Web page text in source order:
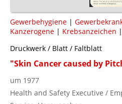
Gewerbehygiene |
Kanzerogene | Krebsanzeichen |
Druckwerk / Blatt / Faltblatt
"Skin Cancer caused by
um 1977
Health and Safety Executive /